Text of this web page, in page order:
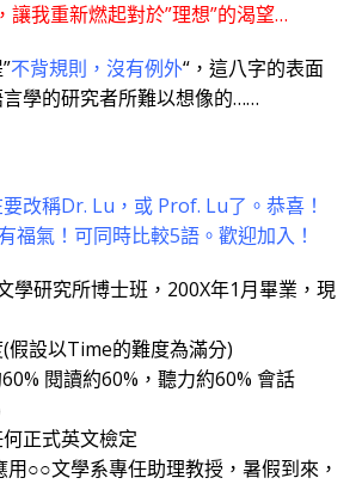
讓我重新燃起對於”理想”的渴望…
不背規則，沒有例外“，這八字的表面
學的研究者所難以想像的……
改稱Dr. Lu，或 Prof. Lu了。恭喜！
福氣！可同時比較5語。歡迎加入！
學研究所博士班，200X年1月畢業，現
假設以Time的難度為滿分)
閱讀約60%，聽力約60% 會話
正式英文檢定
○○文學系專任助理教授，暑假到來，